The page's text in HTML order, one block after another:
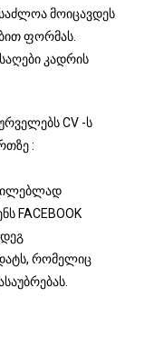
მოიცავდეს
ფორმას.
კადრის
CV -ს
:
FACEBOOK
რომელიც